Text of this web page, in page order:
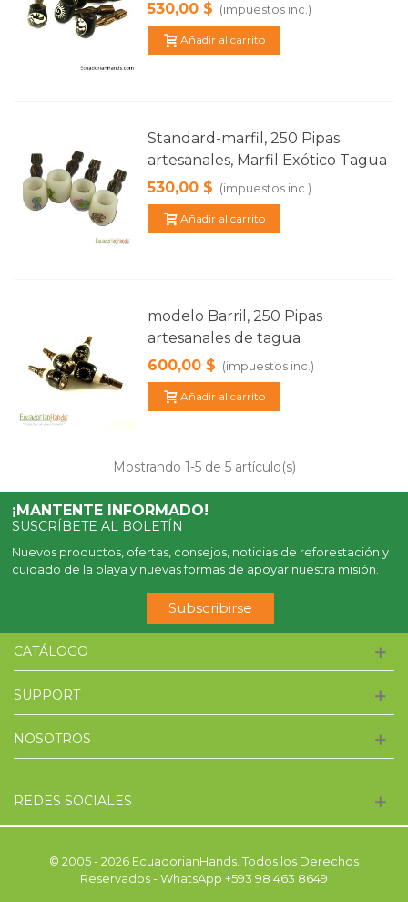
530,00 $ (impuestos inc.)
Añadir al carrito
Standard-marfil, 250 Pipas
artesanales, Marfil Exótico Tagua
530,00 $ (impuestos inc.)
Añadir al carrito
modelo Barril, 250 Pipas
artesanales de tagua
600,00 $ (impuestos inc.)
Añadir al carrito
Mostrando 1-5 de 5 artículo(s)
¡MANTENTE INFORMADO!
SUSCRÍBETE AL BOLETÍN
Nuevos productos, ofertas, consejos, noticias de reforestación y
cuidado de la playa y nuevas formas de apoyar nuestra misión.
Subscribirse
CATÁLOGO
SUPPORT
NOSOTROS
REDES SOCIALES
© 2005 - 2026 EcuadorianHands. Todos los Derechos
Reservados - WhatsApp +593 98 463 8649